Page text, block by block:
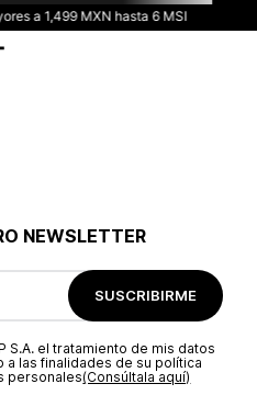
a 1,499 MXN hasta 6 MSI
NEWSLETTER
SUSCRIBIRME
S.A. el tratamiento de mis datos
las finalidades de su política
personales‎(Consúltala aquí)